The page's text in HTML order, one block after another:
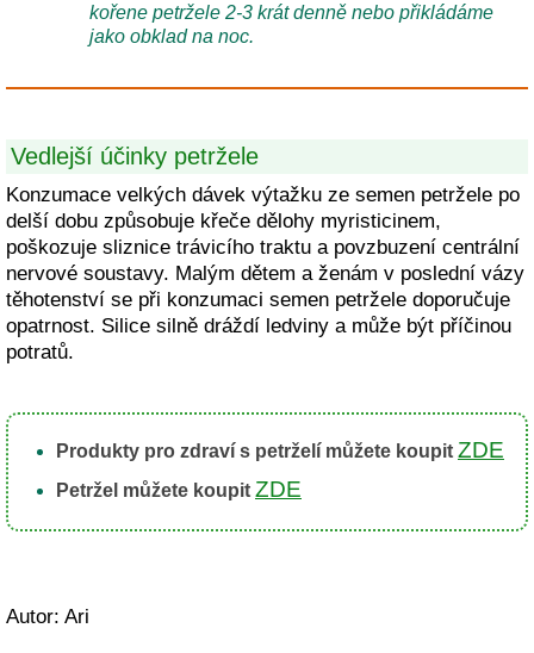
kořene petržele 2-3 krát denně nebo přikládáme
jako obklad na noc.
Vedlejší účinky petržele
Konzumace velkých dávek výtažku ze semen petržele po
delší dobu způsobuje křeče dělohy myristicinem,
poškozuje sliznice trávicího traktu a povzbuzení centrální
nervové soustavy. Malým dětem a ženám v poslední vázy
těhotenství se při konzumaci semen petržele doporučuje
opatrnost. Silice silně dráždí ledviny a může být příčinou
potratů.
Produkty pro zdraví s petrželí můžete koupit ZDE
Petržel můžete koupit ZDE
Autor: Ari